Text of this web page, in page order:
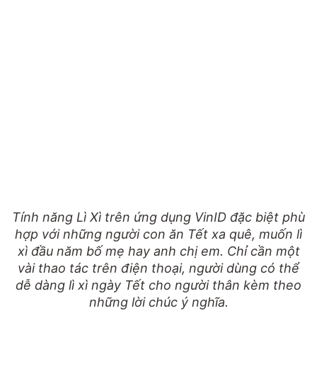
Tính năng Lì Xì trên ứng dụng VinID đặc biệt phù
hợp với những người con ăn Tết xa quê, muốn lì
xì đầu năm bố mẹ hay anh chị em. Chỉ cần một
vài thao tác trên điện thoại, người dùng có thể
dễ dàng lì xì ngày Tết cho người thân kèm theo
những lời chúc ý nghĩa.